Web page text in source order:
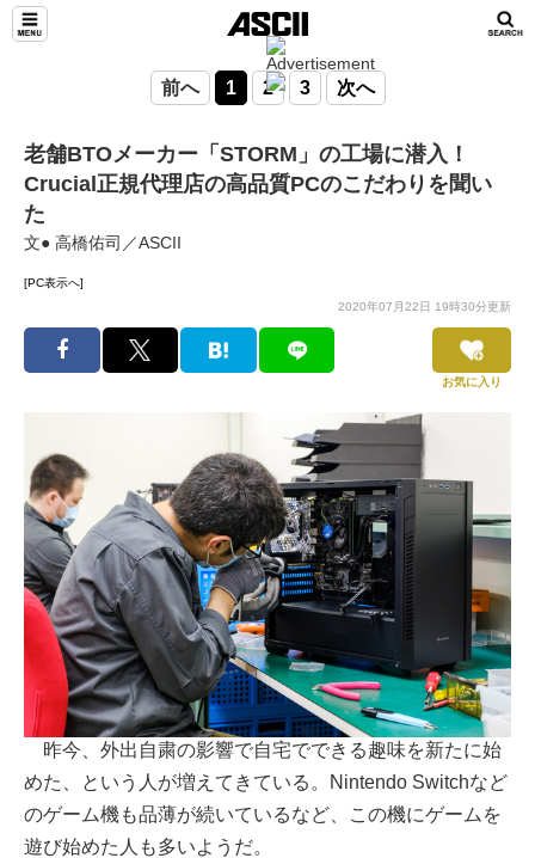
前へ 1 2 3 次へ
老舗BTOメーカー「STORM」の工場に潜入！
Crucial正規代理店の高品質PCのこだわりを聞い
た
文● 高橋佑司／ASCII
[PC表示へ]
2020年07月22日 19時30分更新
お気に入り
昨今、外出自粛の影響で自宅でできる趣味を新たに始
めた、という人が増えてきている。Nintendo Switchなど
のゲーム機も品薄が続いているなど、この機にゲームを
遊び始めた人も多いようだ。